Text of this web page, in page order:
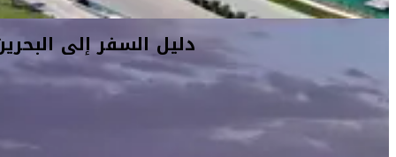
دليل السفر إلى البحرين